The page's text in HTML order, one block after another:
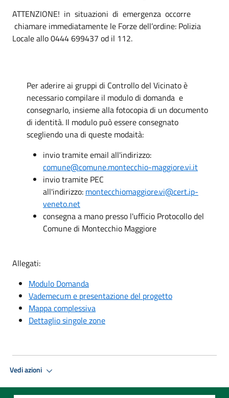
ATTENZIONE! in situazioni di emergenza occorre
chiamare immediatamente le Forze dell’ordine: Polizia
Locale allo 0444 699437 od il 112.
Per aderire ai gruppi di Controllo del Vicinato è
necessario compilare il modulo di domanda e
consegnarlo, insieme alla fotocopia di un documento
di identità. Il modulo può essere consegnato
scegliendo una di queste modaità:
invio tramite email all'indirizzo:
comune@comune.montecchio-maggiore.vi.it
invio tramite PEC
all'indirizzo: montecchiomaggiore.vi@cert.ip-
veneto.net
consegna a mano presso l'ufficio Protocollo del
Comune di Montecchio Maggiore
Allegati:
Modulo Domanda
Vademecum e presentazione del progetto
Mappa complessiva
Dettaglio singole zone
Vedi azioni